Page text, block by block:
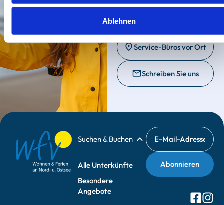
Ablehnen
schreiben uns eine
Service-Büros vor Ort
Schreiben Sie uns
Suchen & Buchen
Alle Unterkünfte
Besondere
Angebote